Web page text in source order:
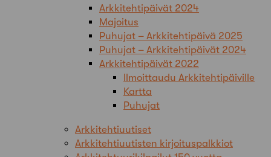
Arkkitehtipäivät 2024
Majoitus
Puhujat – Arkkitehtipäivä 2025
Puhujat – Arkkitehtipäivät 2024
Arkkitehtipäivät 2022
Ilmoittaudu Arkkitehtipäiville
Kartta
Puhujat
Arkkitehtiuutiset
Arkkitehtiuutisten kirjoituspalkkiot